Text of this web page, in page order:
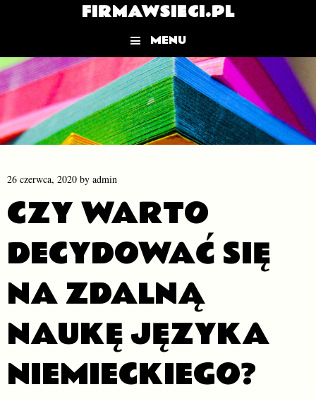
FIRMAWSIECI.PL
MENU
Skip to content
26 czerwca, 2020 by admin
CZY WARTO
DECYDOWAĆ SIĘ
NA ZDALNĄ
NAUKĘ JĘZYKA
NIEMIECKIEGO?